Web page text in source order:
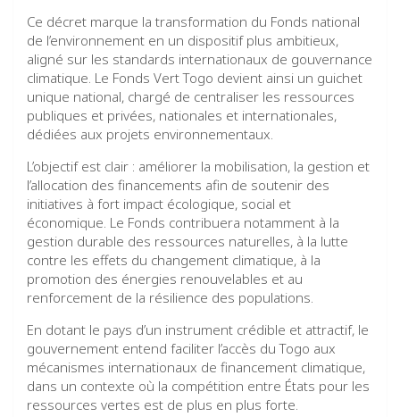
Ce décret marque la transformation du Fonds national
de l’environnement en un dispositif plus ambitieux,
aligné sur les standards internationaux de gouvernance
climatique. Le Fonds Vert Togo devient ainsi un guichet
unique national, chargé de centraliser les ressources
publiques et privées, nationales et internationales,
dédiées aux projets environnementaux.
L’objectif est clair : améliorer la mobilisation, la gestion et
l’allocation des financements afin de soutenir des
initiatives à fort impact écologique, social et
économique. Le Fonds contribuera notamment à la
gestion durable des ressources naturelles, à la lutte
contre les effets du changement climatique, à la
promotion des énergies renouvelables et au
renforcement de la résilience des populations.
En dotant le pays d’un instrument crédible et attractif, le
gouvernement entend faciliter l’accès du Togo aux
mécanismes internationaux de financement climatique,
dans un contexte où la compétition entre États pour les
ressources vertes est de plus en plus forte.